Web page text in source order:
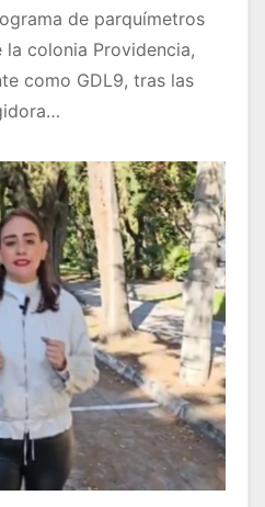
de parquímetros
colonia Providencia,
como GDL9, tras las